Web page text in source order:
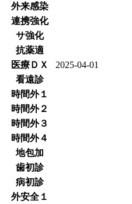
外来感染
連携強化
サ強化
抗薬適
医療ＤＸ
2025-04-01
看遠診
時間外１
時間外２
時間外３
時間外４
地包加
歯初診
病初診
外安全１